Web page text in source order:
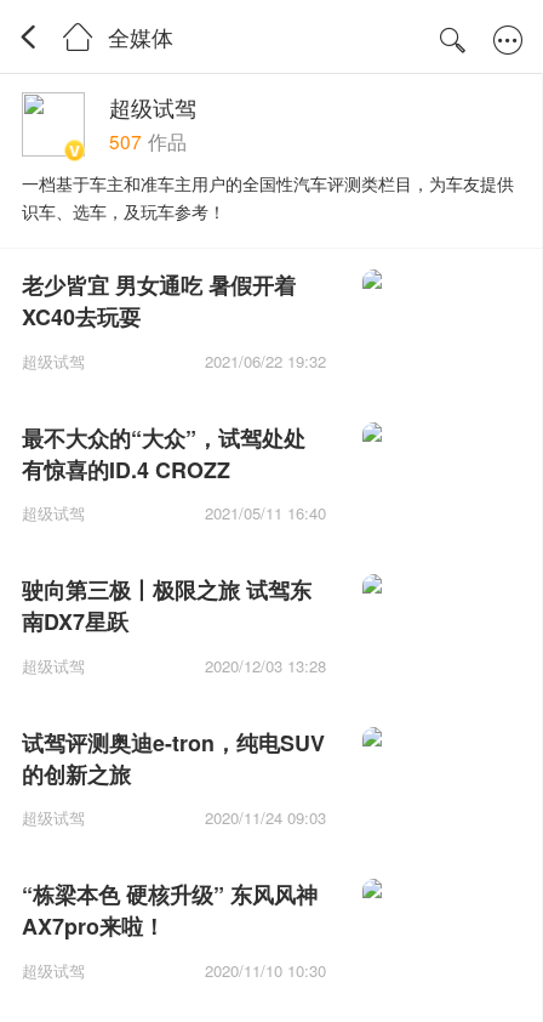
全媒体
超级试驾
507 作品
一档基于车主和准车主用户的全国性汽车评测类栏目，为车友提供
识车、选车，及玩车参考！
老少皆宜 男女通吃 暑假开着
XC40去玩耍
超级试驾 2021/06/22 19:32
最不大众的“大众”，试驾处处
有惊喜的ID.4 CROZZ
超级试驾 2021/05/11 16:40
驶向第三极丨极限之旅 试驾东
南DX7星跃
超级试驾 2020/12/03 13:28
试驾评测奥迪e-tron，纯电SUV
的创新之旅
超级试驾 2020/11/24 09:03
“栋梁本色 硬核升级” 东风风神
AX7pro来啦！
超级试驾 2020/11/10 10:30